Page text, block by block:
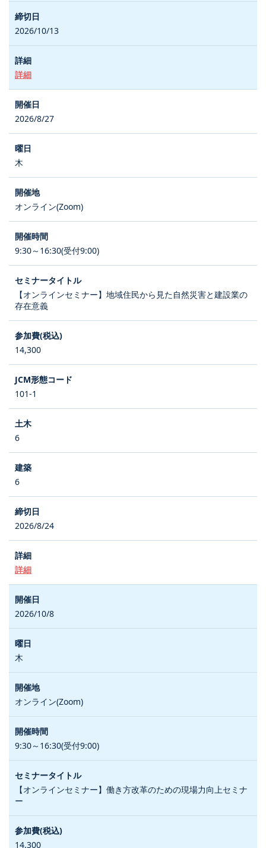
2026/10/13
詳細
2026/8/27
木
オンライン(Zoom)
9:30～16:30(受付9:00)
【オンラインセミナー】地域住民から見た自然災害と建設業の
存在意義
14,300
101-1
6
6
2026/8/24
詳細
2026/10/8
木
オンライン(Zoom)
9:30～16:30(受付9:00)
【オンラインセミナー】働き方改革のための現場力向上セミナ
ー
14,300